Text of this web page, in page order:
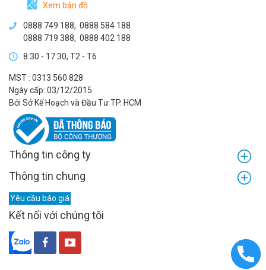
Xem bản đồ
0888 749 188, 0888 584 188
0888 719 388, 0888 402 188
8:30 - 17:30, T2 - T6
MST : 0313 560 828
Ngày cấp: 03/12/2015
Bởi Sở Kế Hoạch và Đầu Tư TP. HCM
Thông tin công ty
Thông tin chung
Yêu cầu báo giá
Kết nối với chúng tôi